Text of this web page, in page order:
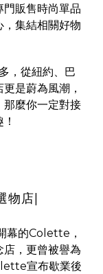
販售時尚單品
集結相關好物
，從紐約、巴
是蔚為風潮，
那麼你一定對接
物店|
幕的Colette，
，更曾被譽為
宣布歇業後